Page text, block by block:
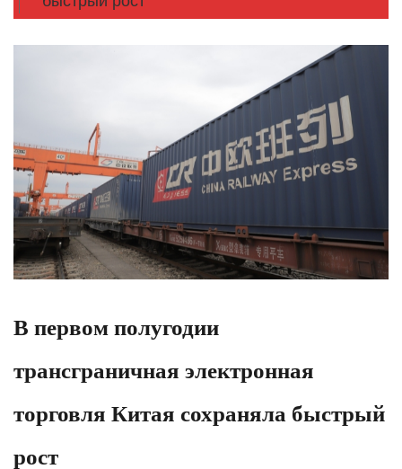
В первом полугодии
трансграничная электронная
торговля Китая сохраняла быстрый
рост